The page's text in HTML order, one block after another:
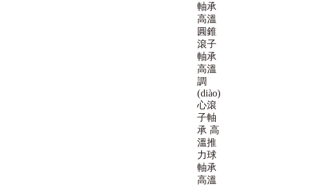
軸承
高溫
圓錐
滾子
軸承
高溫
調
(diào)
心滾
子軸
承 高
溫推
力球
軸承
高溫